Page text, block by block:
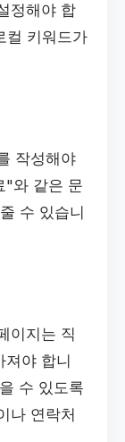
정해야 합
컬 키워드가
작성해야
"와 같은 문
수 있습니
이지는 직
져야 합니
수 있도록
나 연락처